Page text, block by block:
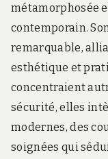
métamorphosée
contemporain.
remarquable,
esthétique et
concentraient
sécurité, elles
modernes, des
soignées qui